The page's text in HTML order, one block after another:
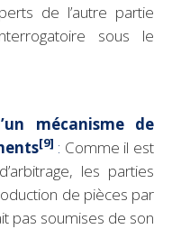
de l’autre partie
sous le
mécanisme de
[9] : Comme il est
les parties
de pièces par
pas soumises de son